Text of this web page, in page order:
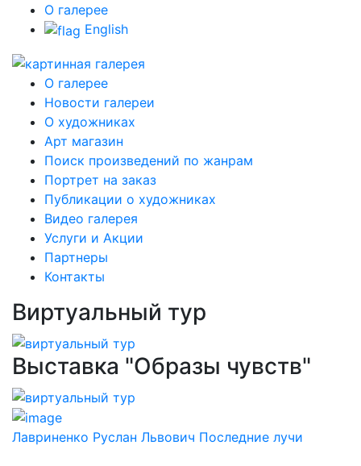
О галерее
English
О галерее
Новости галереи
О художниках
Арт магазин
Поиск произведений по жанрам
Портрет на заказ
Публикации о художниках
Видео галерея
Услуги и Акции
Партнеры
Контакты
Виртуальный тур
Выставка "Образы чувств"
Лавриненко Руслан Львович Последние лучи